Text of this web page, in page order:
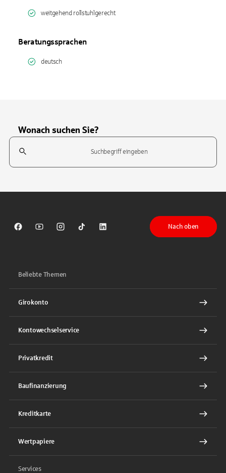
weitgehend rollstuhlgerecht
Beratungssprachen
deutsch
Wonach suchen Sie?
Suchfeld
Sparkasse auf Facebook
Sparkasse auf Youtube
Sparkasse auf Instagram
Sparkasse auf TikTok
Sparkasse auf LinkedIn
Nach oben
Beliebte Themen
Girokonto
Kontowechselservice
Privatkredit
Baufinanzierung
Kreditkarte
Wertpapiere
Services